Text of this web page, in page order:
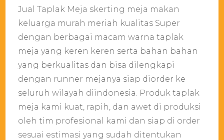
Meja
skerting
makan
keluarga
murah
meriah
Jual Taplak Meja skerting meja makan
keluarga murah meriah kualitas Super
dengan berbagai macam warna taplak
meja yang keren keren serta bahan bahan
yang berkualitas dan bisa dilengkapi
dengan runner mejanya siap diorder ke
seluruh wilayah diindonesia. Produk taplak
meja kami kuat, rapih, dan awet di produksi
oleh tim profesional kami dan siap di order
sesuai estimasi yang sudah ditentukan